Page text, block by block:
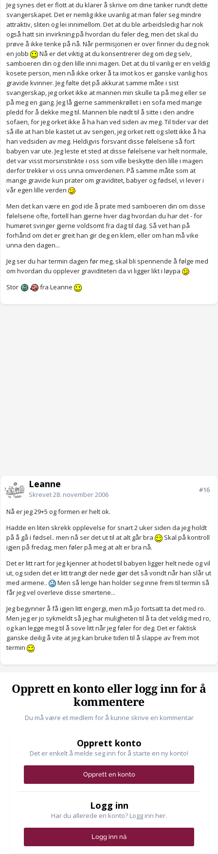
Jeg synes det er flott at du klarer å skrive om dine tanker rundt dette
svangerskapet. Det er nemlig ikke uvanlig at man føler seg mindre
attraktiv, sliten og lei innimellom. Det at du ble arbeidsledig har nok
også hatt sin invirkning på hvordan du føler deg, men det skal du
prøve å ikke tenke på nå. Når permisjonen er over finner du deg nok
en jobb
Nå er det viktig at du konsentrerer deg om deg selv,
samboeren din og den lille inni magen. Det at du til vanlig er en veldig
kosete person, men nå ikke orker å ta imot kos er ganske vanlig hos
gravide kvinner. Jeg følte det på akkurat samme måte i sist
svangerskap, jeg orket ikke at mannen min skulle ta på meg eller se
på meg en gang. Jeg lå gjerne sammenkrøllet i en sofa med mange
pledd for å dekke meg til. Mannen ble nødt til å sitte i den andre
sofaen, for jeg orket ikke å ha han ved siden av meg. Til tider var det
så ille at han ble kastet ut av sengen, jeg orket rett og slett ikke å ha
han vedsiden av meg. Heldigvis forsvant disse følelsene så fort
babyen var ute. Jeg leste et sted at disse følelsene var helt normale,
det var visst morsinstinkte i oss som ville beskytte den lille i magen
derfor trekker vi oss unna omverdenen. På samme måte som at
mange gravide kun prater om graviditet, babyer og fødsel, vi lever i
vår egen lille verden
Men det kan være en god ide å prate med samboeren din om disse
følelsene ofte, fortell han gjerne hver dag hvordan du har det - for
humøret svinger gjerne voldsomt fra dag til dag. Så vet han på
forhånd om det er greit han gir deg en klem, eller om han må vike
unna den dagen...
Jeg ser du har termin dagen før meg, skal bli spennende å følge med
om hvordan du opplever graviditeten da vi ligger likt i løypa
Stor
fra Leanne
Leanne
Skrevet28. november 2006
#16
Nå er jeg 29+5 og formen er helt ok.
Hadde en liten skrekk opplevelse for snart 2 uker siden da jeg holdt
på å gå i fødsel.. men nå ser det ut til at alt går bra
Skal på kontroll
igjen på fredag, men føler på meg at alt er bra nå.
Det er litt rart for jeg kjenner at hodet til babyen ligger helt nede og vil
ut, og siden det er litt trangt der nede gjør det så vondt når han slår ut
med armene..
Men så lenge han holder seg inne frem til termin så
får jeg vel overleve disse smertene...
Jeg begynner å få igjen litt engergi, men må jo fortsatt ta det med ro.
Men jeg er jo sykmeldt så jeg har muligheten til å ta det veldig med ro,
og kan legge meg til å sove litt når jeg føler for deg. Det er faktisk
ganske deilig å vite at jeg kan bruke tiden til å slappe av frem mot
termin
Opprett en konto eller logg inn for å
kommentere
Du må være et medlem for å kunne skrive en kommentar
Opprett konto
Det er enkelt å melde seg inn for å starte en ny konto!
Opprett en konto
Logg inn
Har du allerede en konto? Logg inn her.
Logg inn nå